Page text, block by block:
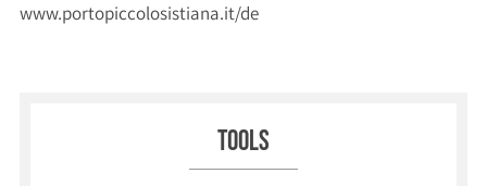
www.portopiccolosistiana.it/de
Tools